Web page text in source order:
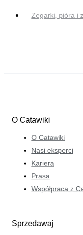
Zegarki, pióra i
O Catawiki
O Catawiki
Nasi eksperci
Kariera
Prasa
Współpraca z
Sprzedawaj